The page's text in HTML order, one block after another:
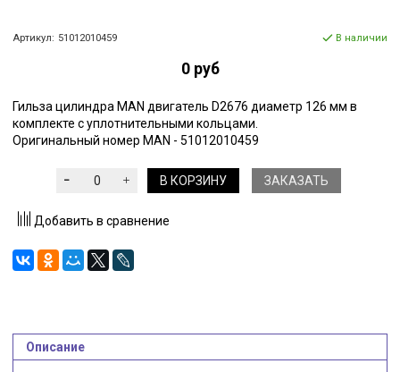
Артикул: 51012010459 В наличии
0 руб
Гильза цилиндра MAN двигатель D2676 диаметр 126 мм в
комплекте с уплотнительными кольцами.
Оригинальный номер MAN - 51012010459
В КОРЗИНУ ЗАКАЗАТЬ
Добавить в сравнение
Описание